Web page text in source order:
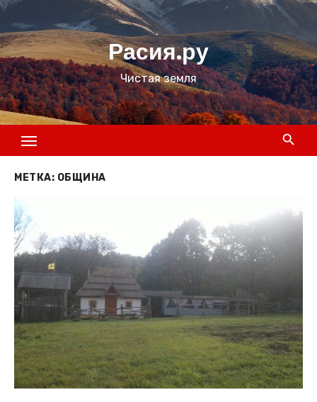
Перейти
содержимому
Расия.ру
Чистая земля
МЕТКА: ОБЩИНА